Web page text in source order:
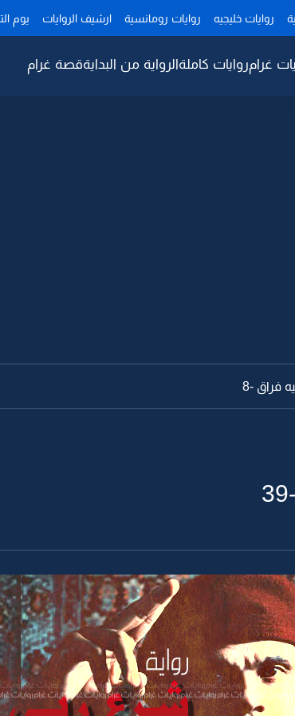
روايات خليجيه روايات رومانسية ارشيف الروايات يوم
غرامروايات كاملةالرواية من البدايةقصة غرام
فراق -8